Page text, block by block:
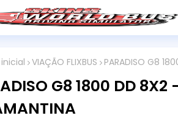
VIAÇÃO FLIXBUS PARADISO G8
G8 1800 DD 8X2